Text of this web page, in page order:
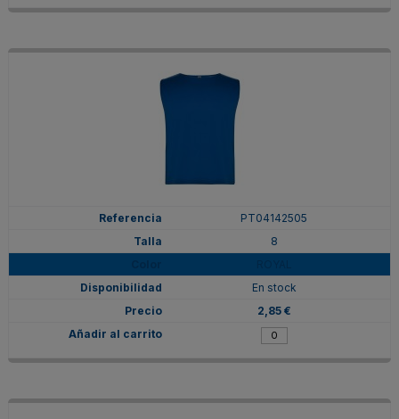
PT04142505
8
En stock
2,85 €